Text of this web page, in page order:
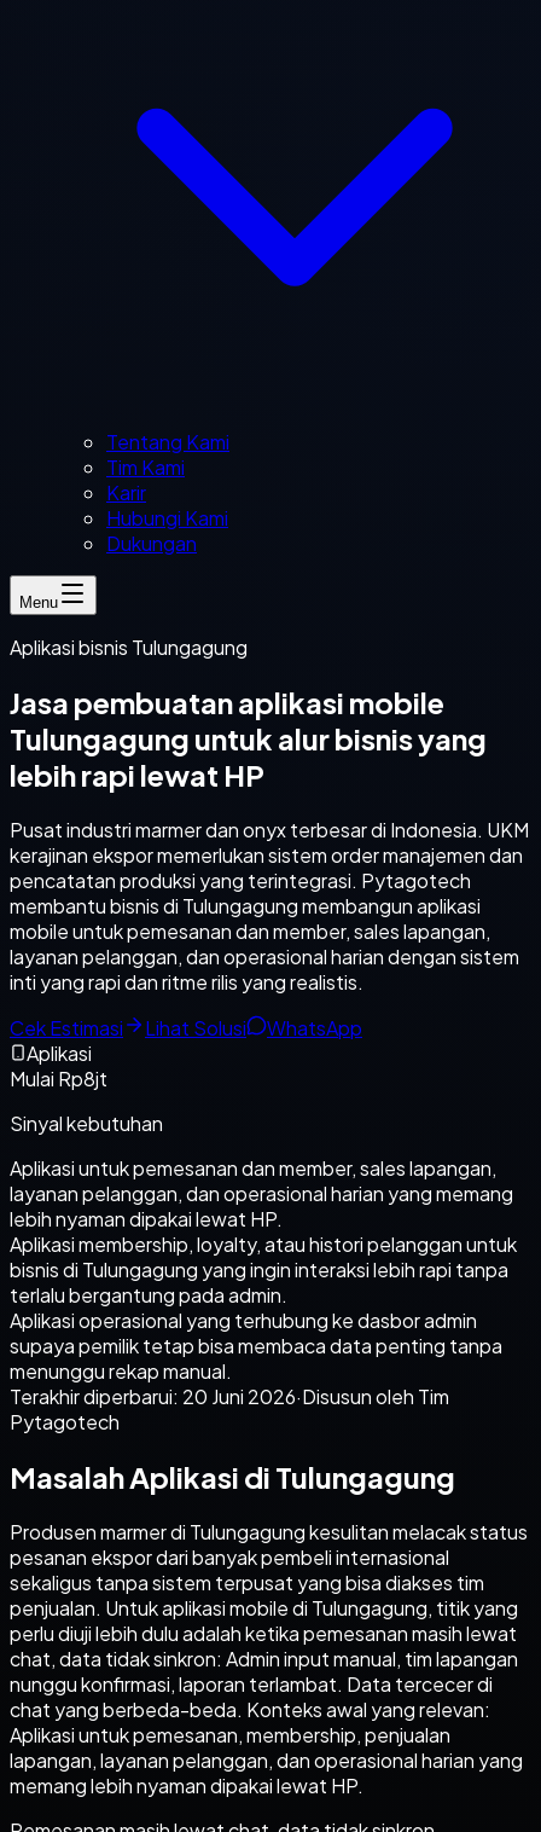
Tentang Kami
Tim Kami
Karir
Hubungi Kami
Dukungan
Menu
Aplikasi bisnis Tulungagung
Jasa pembuatan aplikasi mobile
Tulungagung untuk alur bisnis yang
lebih rapi lewat HP
Pusat industri marmer dan onyx terbesar di Indonesia. UKM
kerajinan ekspor memerlukan sistem order manajemen dan
pencatatan produksi yang terintegrasi. Pytagotech
membantu bisnis di Tulungagung membangun aplikasi
mobile untuk pemesanan dan member, sales lapangan,
layanan pelanggan, dan operasional harian dengan sistem
inti yang rapi dan ritme rilis yang realistis.
Cek Estimasi
Lihat Solusi
WhatsApp
Aplikasi
Mulai Rp8jt
Sinyal kebutuhan
Aplikasi untuk pemesanan dan member, sales lapangan,
layanan pelanggan, dan operasional harian yang memang
lebih nyaman dipakai lewat HP.
Aplikasi membership, loyalty, atau histori pelanggan untuk
bisnis di Tulungagung yang ingin interaksi lebih rapi tanpa
terlalu bergantung pada admin.
Aplikasi operasional yang terhubung ke dasbor admin
supaya pemilik tetap bisa membaca data penting tanpa
menunggu rekap manual.
Terakhir diperbarui: 20 Juni 2026·Disusun oleh Tim
Pytagotech
Masalah Aplikasi di Tulungagung
Produsen marmer di Tulungagung kesulitan melacak status
pesanan ekspor dari banyak pembeli internasional
sekaligus tanpa sistem terpusat yang bisa diakses tim
penjualan. Untuk aplikasi mobile di Tulungagung, titik yang
perlu diuji lebih dulu adalah ketika pemesanan masih lewat
chat, data tidak sinkron: Admin input manual, tim lapangan
nunggu konfirmasi, laporan terlambat. Data tercecer di
chat yang berbeda-beda. Konteks awal yang relevan:
Aplikasi untuk pemesanan, membership, penjualan
lapangan, layanan pelanggan, dan operasional harian yang
memang lebih nyaman dipakai lewat HP.